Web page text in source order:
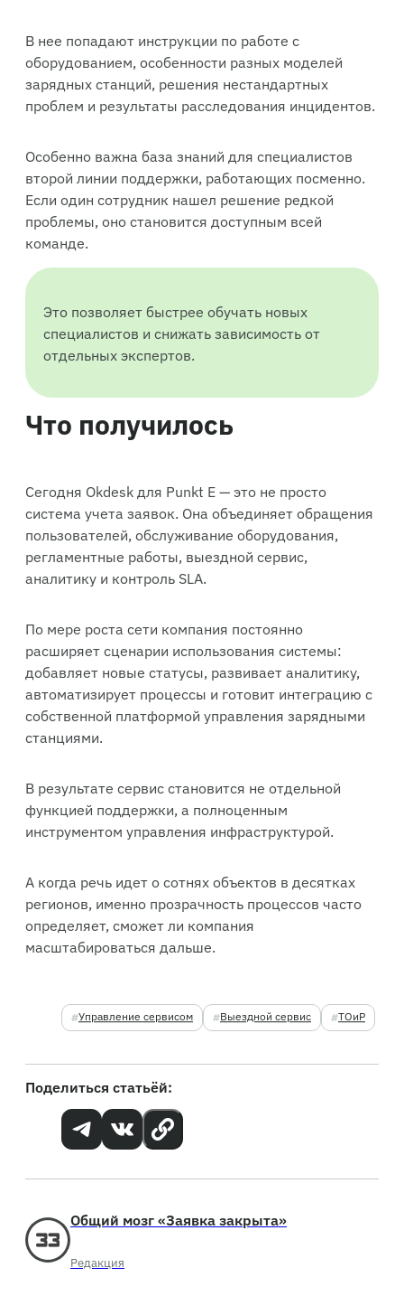
В нее попадают инструкции по работе с
оборудованием, особенности разных моделей
зарядных станций, решения нестандартных
проблем и результаты расследования инцидентов.
Особенно важна база знаний для специалистов
второй линии поддержки, работающих посменно.
Если один сотрудник нашел решение редкой
проблемы, оно становится доступным всей
команде.
Это позволяет быстрее обучать новых
специалистов и снижать зависимость от
отдельных экспертов.
Что получилось
Сегодня Okdesk для Punkt E — это не просто
система учета заявок. Она объединяет обращения
пользователей, обслуживание оборудования,
регламентные работы, выездной сервис,
аналитику и контроль SLA.
По мере роста сети компания постоянно
расширяет сценарии использования системы:
добавляет новые статусы, развивает аналитику,
автоматизирует процессы и готовит интеграцию с
собственной платформой управления зарядными
станциями.
В результате сервис становится не отдельной
функцией поддержки, а полноценным
инструментом управления инфраструктурой.
А когда речь идет о сотнях объектов в десятках
регионов, именно прозрачность процессов часто
определяет, сможет ли компания
масштабироваться дальше.
Управление сервисом Выездной сервис ТОиР
Поделиться статьёй:
Общий мозг «Заявка закрыта»
Редакция